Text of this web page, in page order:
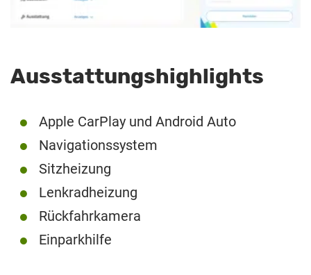
Ausstattungshighlights
Apple CarPlay und Android Auto
Navigationssystem
Sitzheizung
Lenkradheizung
Rückfahrkamera
Einparkhilfe